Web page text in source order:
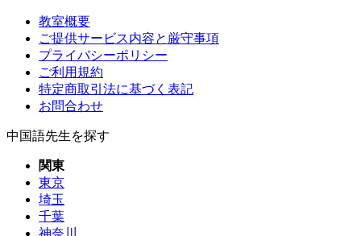
教室概要
ご提供サービス内容と厳守事項
プライバシーポリシー
ご利用規約
特定商取引法に基づく表記
お問合わせ
中国語先生を探す
関東
東京
埼玉
千葉
神奈川